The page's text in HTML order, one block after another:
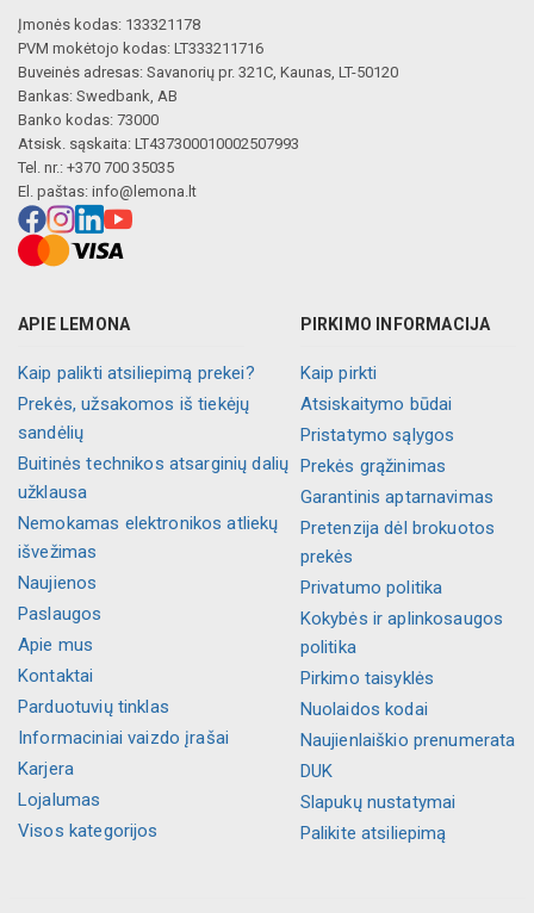
Įmonės kodas: 133321178
PVM mokėtojo kodas: LT333211716
Buveinės adresas: Savanorių pr. 321C, Kaunas, LT-50120
Bankas: Swedbank, AB
Banko kodas: 73000
Atsisk. sąskaita: LT437300010002507993
Tel. nr.: +370 700 35035
El. paštas: info@lemona.lt
APIE LEMONA
Kaip palikti atsiliepimą prekei?
Prekės, užsakomos iš tiekėjų
sandėlių
Buitinės technikos atsarginių dalių
užklausa
Nemokamas elektronikos atliekų
išvežimas
Naujienos
Paslaugos
Apie mus
Kontaktai
Parduotuvių tinklas
Informaciniai vaizdo įrašai
Karjera
Lojalumas
Visos kategorijos
PIRKIMO INFORMACIJA
Kaip pirkti
Atsiskaitymo būdai
Pristatymo sąlygos
Prekės grąžinimas
Garantinis aptarnavimas
Pretenzija dėl brokuotos
prekės
Privatumo politika
Kokybės ir aplinkosaugos
politika
Pirkimo taisyklės
Nuolaidos kodai
Naujienlaiškio prenumerata
DUK
Slapukų nustatymai
Palikite atsiliepimą